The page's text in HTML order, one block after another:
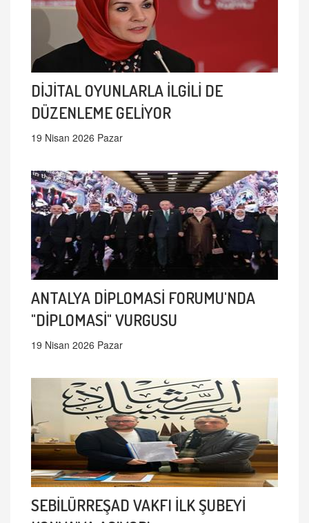
DİJİTAL OYUNLARLA İLGİLİ DE
DÜZENLEME GELİYOR
19 Nisan 2026 Pazar
ANTALYA DİPLOMASİ FORUMU'NDA
"DİPLOMASİ" VURGUSU
19 Nisan 2026 Pazar
SEBİLÜRREŞAD VAKFI İLK ŞUBEYİ